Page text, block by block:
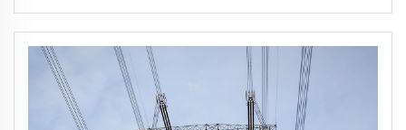
Torre de celosía